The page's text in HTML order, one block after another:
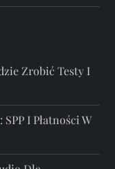
Zrobić Testy I
I Płatności W